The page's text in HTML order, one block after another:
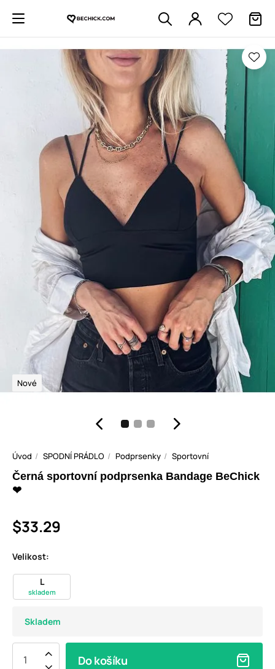
Nové
Úvod SPODNÍ PRÁDLO Podprsenky Sportovní
Černá sportovní podprsenka Bandage BeChick
❤
$33.29
Velikost:
L
skladem
Skladem
Do košíku